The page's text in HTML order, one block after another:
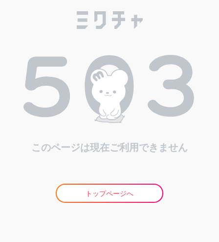
このページは現在ご利用できません